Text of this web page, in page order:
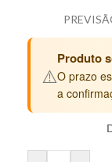
⚠️
Produto
O prazo
a